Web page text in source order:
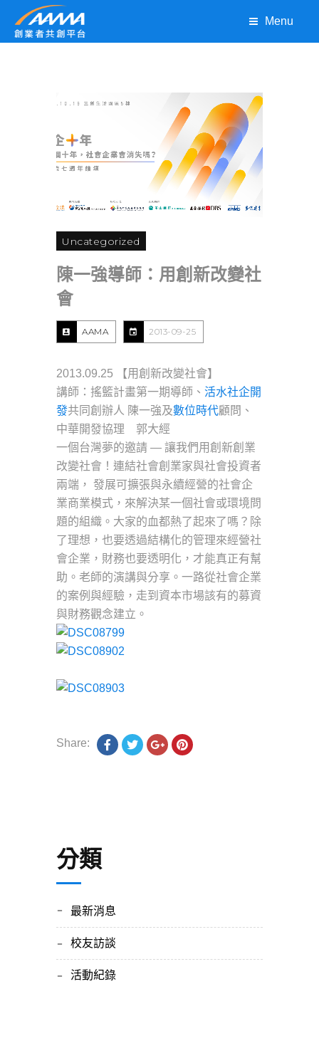
Menu
Uncategorized
陳一強導師：用創新改變社
會
AAMA 2013-09-25
2013.09.25 【用創新改變社會】
講師：搖籃計畫第一期導師、 活水社企開
發共同創辦人 陳一強及數位時代顧問、
中華開發協理 郭大經
一個台灣夢的邀請 — 讓我們用創新創業
改變社會！連結社會創業家與社會投資者
兩端， 發展可擴張與永續經營的社會企
業商業模式，來解決某一個社會或環境問
題的組織。大家的血都熱了起來了嗎？除
了理想，也要透過結構化的管理來經營社
會企業，財務也要透明化，才能真正有幫
助。老師的演講與分享。一路從社會企業
的案例與經驗，走到資本市場該有的募資
與財務觀念建立。
Share:
分類
最新消息
校友訪談
活動紀錄